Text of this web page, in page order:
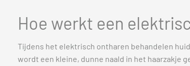
Hoe werkt een
Tijdens het elektrisch ontharen behandelen
wordt een kleine, dunne naald in het haarzakje